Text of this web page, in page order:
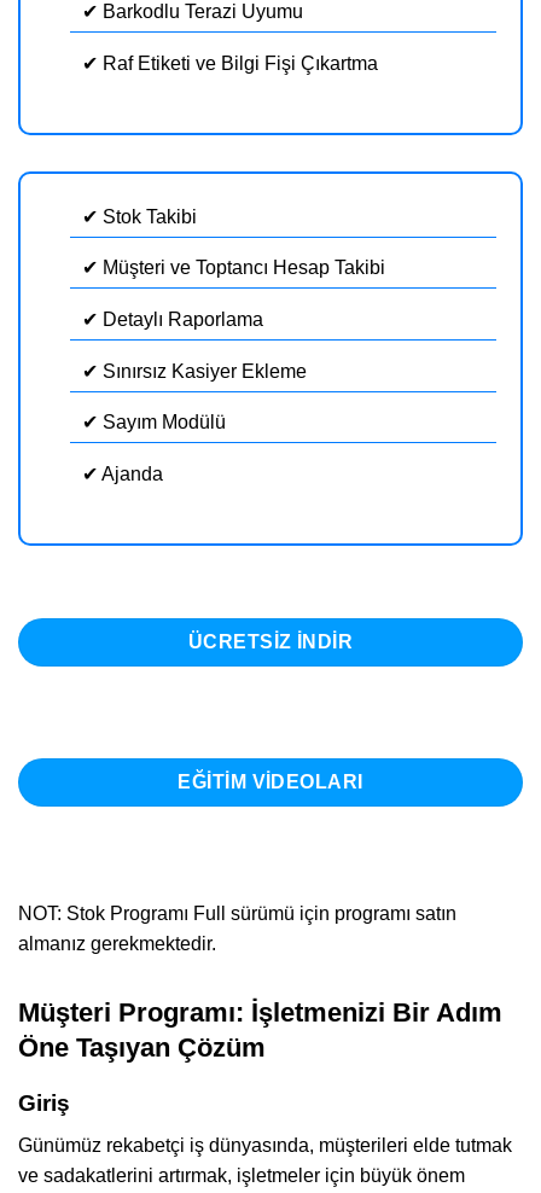
✔ Barkodlu Terazi Uyumu
✔ Raf Etiketi ve Bilgi Fişi Çıkartma
✔ Stok Takibi
✔ Müşteri ve Toptancı Hesap Takibi
✔ Detaylı Raporlama
✔ Sınırsız Kasiyer Ekleme
✔ Sayım Modülü
✔ Ajanda
ÜCRETSIZ INDIR
EĞİTİM VİDEOLARI
NOT: Stok Programı Full sürümü için programı satın
almanız gerekmektedir.
Müşteri Programı: İşletmenizi Bir Adım
Öne Taşıyan Çözüm
Giriş
Günümüz rekabetçi iş dünyasında, müşterileri elde tutmak
ve sadakatlerini artırmak, işletmeler için büyük önem